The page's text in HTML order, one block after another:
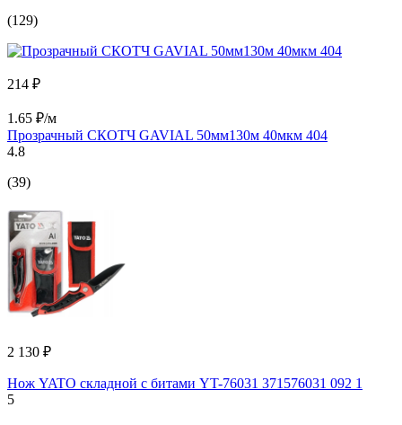
(129)
214 ₽
1.65 ₽/м
Прозрачный СКОТЧ GAVIAL 50мм130м 40мкм 404
4.8
(39)
2 130 ₽
Нож YATO складной с битами YT-76031 371576031 092 1
5